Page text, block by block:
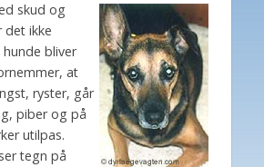
skud og
det ikke
bliver
at
ryster, går
piber og på
utilpas.
tegn på